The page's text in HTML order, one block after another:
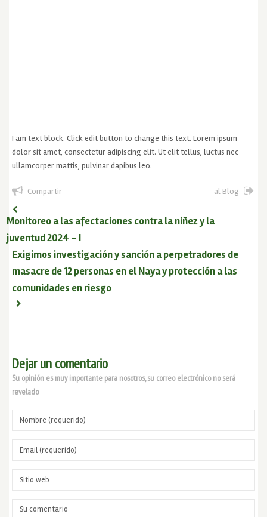
I am text block. Click edit button to change this text. Lorem ipsum
dolor sit amet, consectetur adipiscing elit. Ut elit tellus, luctus nec
ullamcorper mattis, pulvinar dapibus leo.
Compartir al Blog
Monitoreo a las afectaciones contra la niñez y la
juventud 2024 – I
Exigimos investigación y sanción a perpetradores de
masacre de 12 personas en el Naya y protección a las
comunidades en riesgo
Dejar un comentario
Su opinión es muy importante para nosotros, su correo electrónico no será
revelado